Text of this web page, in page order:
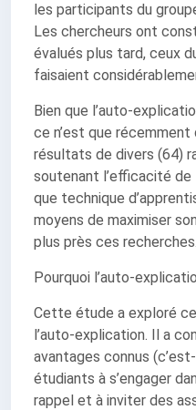
les participants du
Les chercheurs ont
évalués plus tard, ceux
faisaient
Bien que l’auto-
ce n’est que récemment
résultats de divers (64)
soutenant l’efficacité
que technique
moyens de maximiser
plus près ces
Pourquoi l’auto-
Cette étude a exploré
l’auto-explication. Il a
avantages connus
étudiants à s’engager
rappel et à inviter des